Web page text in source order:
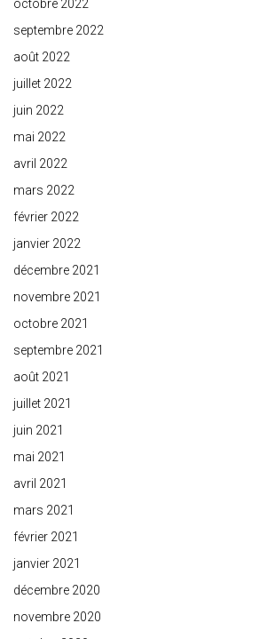
octobre 2022
septembre 2022
août 2022
juillet 2022
juin 2022
mai 2022
avril 2022
mars 2022
février 2022
janvier 2022
décembre 2021
novembre 2021
octobre 2021
septembre 2021
août 2021
juillet 2021
juin 2021
mai 2021
avril 2021
mars 2021
février 2021
janvier 2021
décembre 2020
novembre 2020